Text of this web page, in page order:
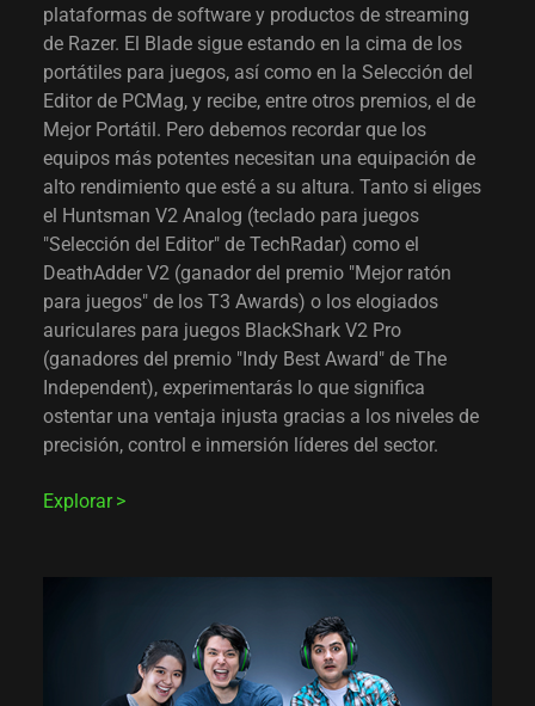
plataformas de software y productos de streaming
de Razer. El Blade sigue estando en la cima de los
portátiles para juegos, así como en la Selección del
Editor de PCMag, y recibe, entre otros premios, el de
Mejor Portátil. Pero debemos recordar que los
equipos más potentes necesitan una equipación de
alto rendimiento que esté a su altura. Tanto si eliges
el Huntsman V2 Analog (teclado para juegos
"Selección del Editor" de TechRadar) como el
DeathAdder V2 (ganador del premio "Mejor ratón
para juegos" de los T3 Awards) o los elogiados
auriculares para juegos BlackShark V2 Pro
(ganadores del premio "Indy Best Award" de The
Independent), experimentarás lo que significa
ostentar una ventaja injusta gracias a los niveles de
precisión, control e inmersión líderes del sector.
Explorar